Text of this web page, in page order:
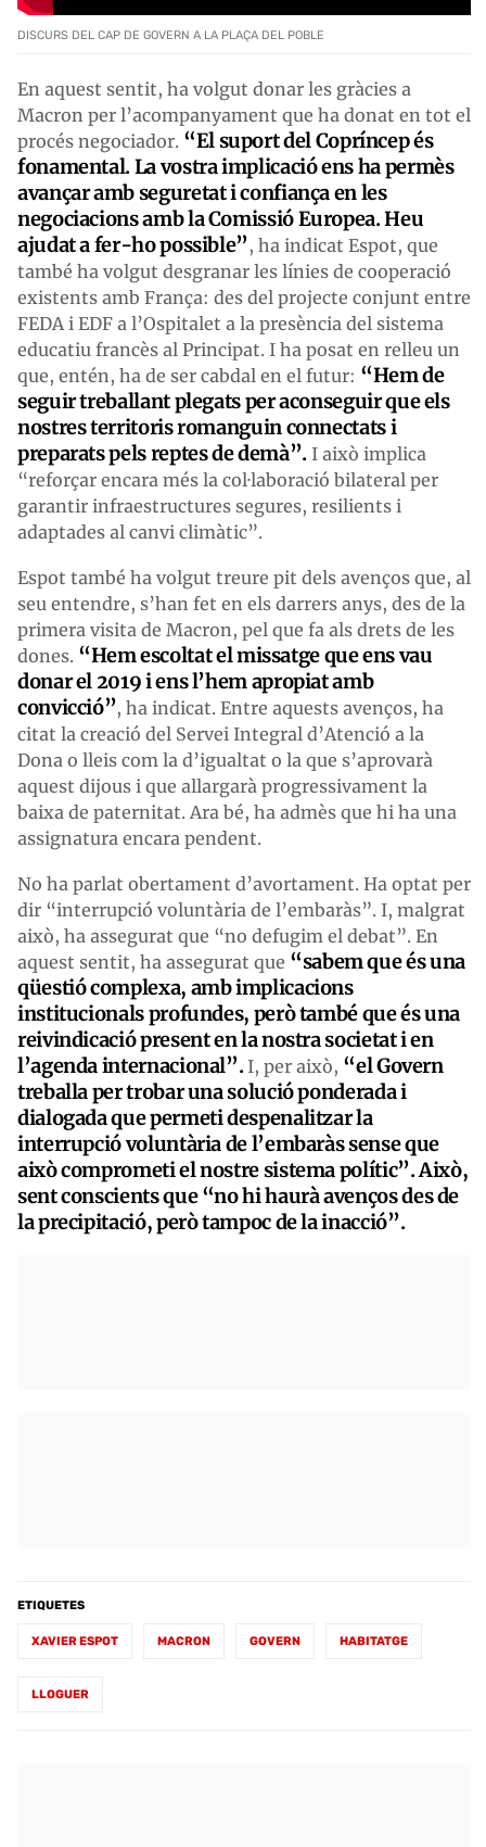
DISCURS DEL CAP DE GOVERN A LA PLAÇA DEL POBLE
En aquest sentit, ha volgut donar les gràcies a
Macron per l’acompanyament que ha donat en tot el
procés negociador. “El suportdel Copríncep és
fonamental. La vostraimplicacióens ha permès
avançar amb seguretat i confiança en les
negociacions amb laComissióEuropea. Heu
ajudat a fer-ho possible”, ha indicat Espot, que
també ha volgut desgranar les línies de cooperació
existents amb França: des del projecte conjunt entre
FEDA i EDF a l’Ospitalet a la presència del sistema
educatiu francès al Principat. I ha posat en relleu un
que, entén, ha de ser cabdal en el futur: “Hem de
seguir treballant plegats per aconseguir que els
nostresterritorisromanguin connectats i
preparats pelsreptes de demà”. I això implica
“reforçar encara més la col·laboració bilateral per
garantir infraestructures segures, resilients i
adaptades al canvi climàtic”.
Espot també ha volgut treure pit dels avenços que, al
seu entendre, s’han fet en els darrers anys, des de la
primera visita de Macron, pel que fa als drets de les
dones. “Hem escoltat el missatge que ens vau
donar el 2019 i ens l’hem apropiat amb
convicció”, ha indicat. Entre aquests avenços, ha
citat la creació del Servei Integral d’Atenció a la
Dona o lleis com la d’igualtat o la que s’aprovarà
aquest dijous i que allargarà progressivament la
baixa de paternitat. Ara bé, ha admès que hi ha una
assignatura encara pendent.
No ha parlat obertament d’avortament. Ha optat per
dir “interrupció voluntària de l’embaràs”. I, malgrat
això, ha assegurat que “no defugim el debat”. En
aquest sentit, ha assegurat que “sabemque és una
qüestió complexa, amb implicacions
institucionals profundes, però també que és una
reivindicació present en la nostra societat i en
l’agenda internacional”.I, per això, “el Govern
treballa per trobar una solució ponderada i
dialogada que permeti despenalitzar la
interrupció voluntària de l’embaràs sense que
això comprometi el nostre sistema polític”. Això,
sent conscients que “no hi haurà avenços des de
la precipitació, però tampoc de la inacció”.
ETIQUETES
XAVIER ESPOT MACRON GOVERN HABITATGE
LLOGUER